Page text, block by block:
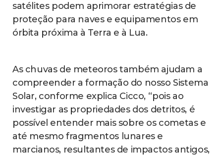
satélites podem aprimorar estratégias de
proteção para naves e equipamentos em
órbita próxima à Terra e à Lua.
As chuvas de meteoros também ajudam a
compreender a formação do nosso Sistema
Solar, conforme explica Cicco, “pois ao
investigar as propriedades dos detritos, é
possível entender mais sobre os cometas e
até mesmo fragmentos lunares e
marcianos, resultantes de impactos antigos,